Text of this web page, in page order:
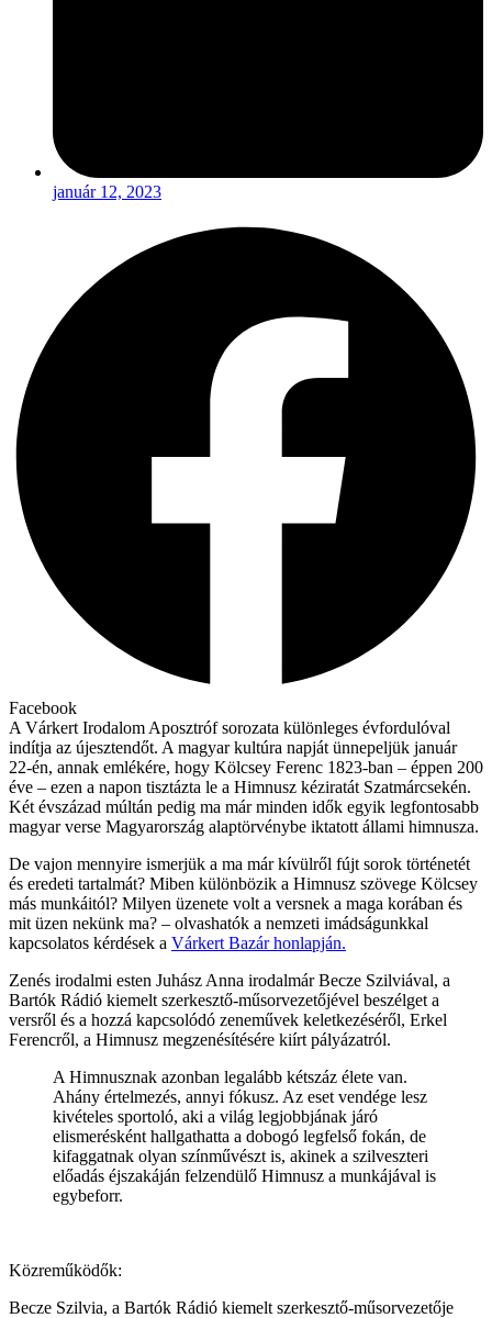
január 12, 2023
Facebook
A Várkert Irodalom Aposztróf sorozata különleges évfordulóval
indítja az újesztendőt. A magyar kultúra napját ünnepeljük január
22-én, annak emlékére, hogy Kölcsey Ferenc 1823-ban – éppen 200
éve – ezen a napon tisztázta le a Himnusz kéziratát Szatmárcsekén.
Két évszázad múltán pedig ma már minden idők egyik legfontosabb
magyar verse Magyarország alaptörvénybe iktatott állami himnusza.
De vajon mennyire ismerjük a ma már kívülről fújt sorok történetét
és eredeti tartalmát? Miben különbözik a Himnusz szövege Kölcsey
más munkáitól? Milyen üzenete volt a versnek a maga korában és
mit üzen nekünk ma? – olvashatók a nemzeti imádságunkkal
kapcsolatos kérdések a Várkert Bazár honlapján.
Zenés irodalmi esten Juhász Anna irodalmár Becze Szilviával, a
Bartók Rádió kiemelt szerkesztő-műsorvezetőjével beszélget a
versről és a hozzá kapcsolódó zeneművek keletkezéséről, Erkel
Ferencről, a Himnusz megzenésítésére kiírt pályázatról.
A Himnusznak azonban legalább kétszáz élete van.
Ahány értelmezés, annyi fókusz. Az eset vendége lesz
kivételes sportoló, aki a világ legjobbjának járó
elismerésként hallgathatta a dobogó legfelső fokán, de
kifaggatnak olyan színművészt is, akinek a szilveszteri
előadás éjszakáján felzendülő Himnusz a munkájával is
egybeforr.
Közreműködők:
Becze Szilvia, a Bartók Rádió kiemelt szerkesztő-műsorvezetője